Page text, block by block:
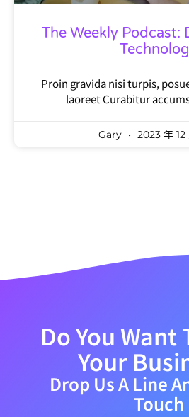
The Weekly Podcast:
Proin gravida nisi turpis,
laoreet Curabitur
Gary 2023 年 12
Do You Want
Your
Drop Us A Line
Touch